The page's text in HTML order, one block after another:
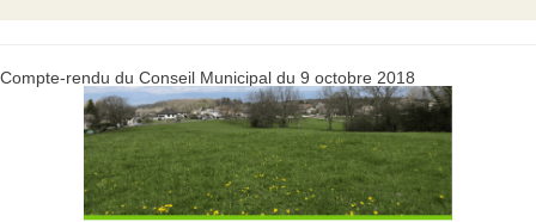
Compte-rendu du Conseil Municipal du 9 octobre 2018